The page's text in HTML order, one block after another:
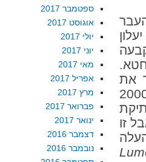
העבר
את
הבכורה,” ובביקורו בישראל בשנת 2000
זו
ספטמבר 2017
אוגוסט 2017
יולי 2017
יוני 2017
מאי 2017
אפריל 2017
מרץ 2017
פברואר 2017
ינואר 2017
דצמבר 2016
נובמבר 2016